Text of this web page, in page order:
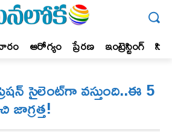
ఆరోగ్యం ప్రేర‌ణ‌ ఇంట్రెస్టింగ్‌
సైలెంట్‌గా వస్తుంది..ఈ 5
జాగ్రత్త!